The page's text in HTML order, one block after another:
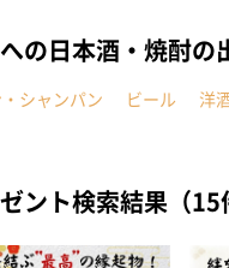
の日本酒・焼酎の
シャンパン ビール 洋
ント検索結果（15